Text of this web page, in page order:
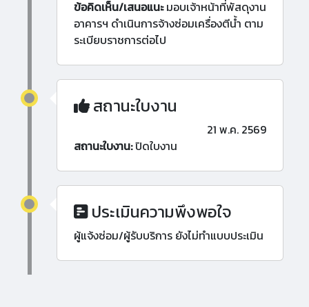
ข้อคิดเห็น/เสนอแนะมอบเจ้าหน้าที่พัสดุงาน
อาคารฯ ดำเนินการจ้างซ่อมเครื่องตีน้ำ ตาม
ระเบียบราชการต่อไป
สถานะใบงาน
21 พ.ค. 2569
สถานะใบงาน:ปิดใบงาน
ประเมินความพึงพอใจ
ผู้แจ้งซ่อม/ผู้รับบริการ ยังไม่ทำแบบประเมิน